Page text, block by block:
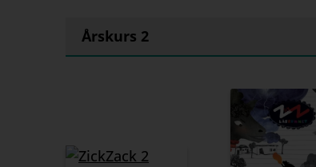
Årskurs 2